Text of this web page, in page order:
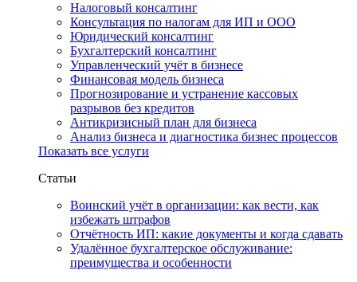
Налоговый консалтинг
Консультация по налогам для ИП и ООО
Юридический консалтинг
Бухгалтерский консалтинг
Управленческий учёт в бизнесе
Финансовая модель бизнеса
Прогнозирование и устранение кассовых
разрывов без кредитов
Антикризисный план для бизнеса
Анализ бизнеса и диагностика бизнес процессов
Показать все услуги
Статьи
Воинский учёт в организации: как вести, как
избежать штрафов
Отчётность ИП: какие документы и когда сдавать
Удалённое бухгалтерское обслуживание:
преимущества и особенности